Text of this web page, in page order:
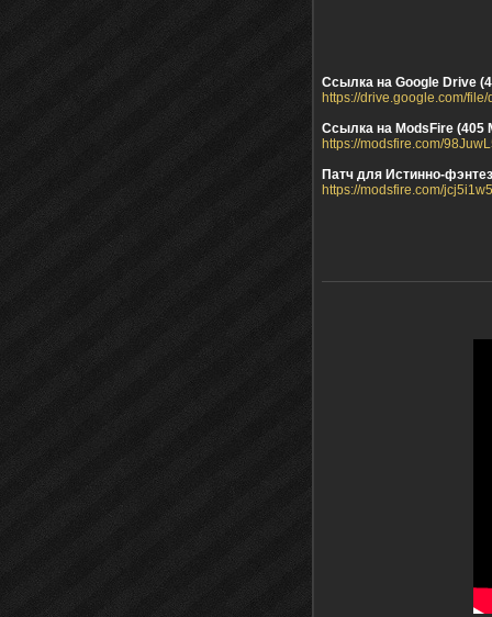
Ссылка на Google Drive
https://drive.google.com/
Ссылка на ModsFire (405
https://modsfire.com/
Патч для Истинно-
https://modsfire.com/